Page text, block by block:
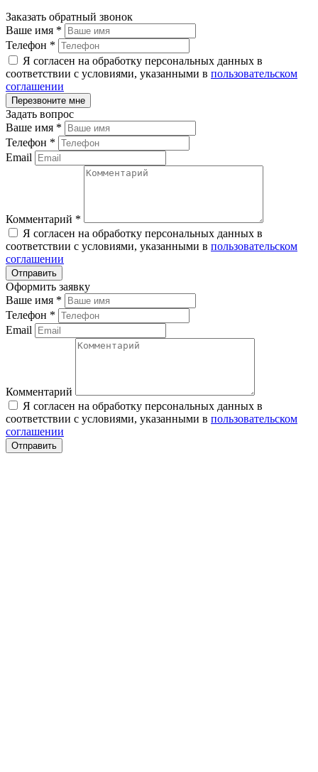
Заказать обратный звонок
Ваше имя *
Телефон *
Я согласен на обработку персональных данных в
соответствии с условиями, указанными в пользовательском
соглашении
Задать вопрос
Ваше имя *
Телефон *
Email
Комментарий *
Я согласен на обработку персональных данных в
соответствии с условиями, указанными в пользовательском
соглашении
Оформить заявку
Ваше имя *
Телефон *
Email
Комментарий
Я согласен на обработку персональных данных в
соответствии с условиями, указанными в пользовательском
соглашении